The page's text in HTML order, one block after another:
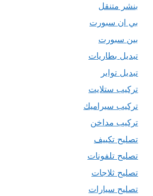
بنشر متنقل
بي ان سبورت
بين سبورت
تبديل بطاريات
تبديل تواير
تركيب ستلايت
تركيب سيراميك
تركيب مداخن
تصليح تكييف
تصليح تلفونات
تصليح ثلاجات
تصليح سيارات